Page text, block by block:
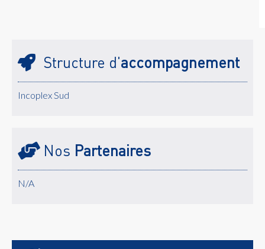
Structure d'accompagnement
Incoplex Sud
Nos Partenaires
N/A